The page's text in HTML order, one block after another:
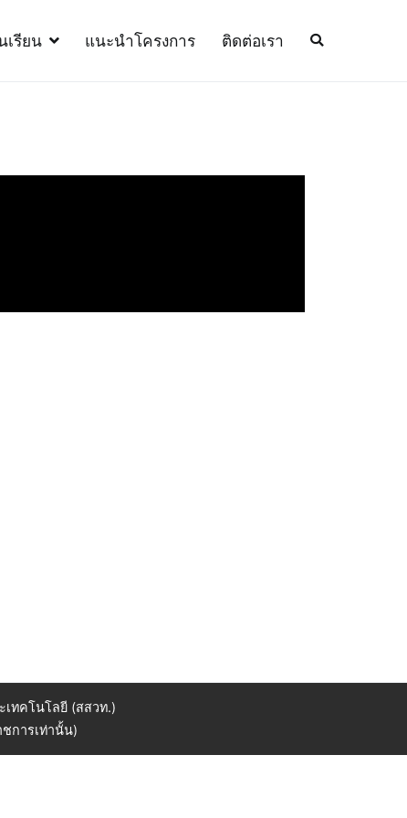
เรียน แนะนำโครงการ ติดต่อเรา
เทคโนโลยี (สสวท.)
ชการเท่านั้น)